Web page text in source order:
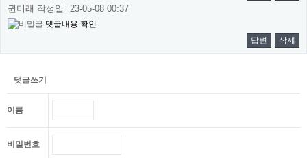
권미래 작성일 23-05-08 00:37
댓글내용 확인
답변
삭제
댓글쓰기
이름
비밀번호